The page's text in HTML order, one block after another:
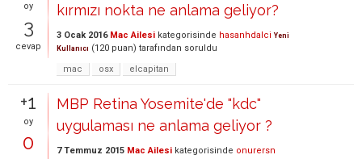
oy
3
cevap
kırmızı nokta ne anlama geliyor?
3 Ocak 2016 Mac Ailesi kategorisinde hasanhdalci Yeni
Kullanıcı (120 puan) tarafından soruldu
mac
osx elcapitan
+1
oy
0
MBP Retina Yosemite'de "kdc"
uygulaması ne anlama geliyor ?
7 Temmuz 2015 Mac Ailesi kategorisinde onurersn